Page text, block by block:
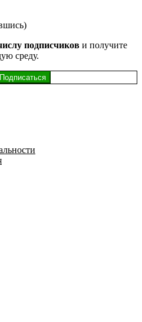
подписчиков и получите
среду.